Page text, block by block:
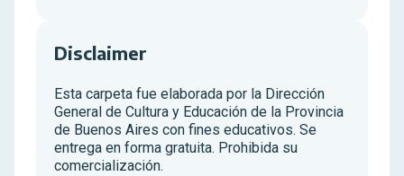
Disclaimer
Esta carpeta fue elaborada por la Dirección
General de Cultura y Educación de la Provincia
de Buenos Aires con fines educativos. Se
entrega en forma gratuita. Prohibida su
comercialización.